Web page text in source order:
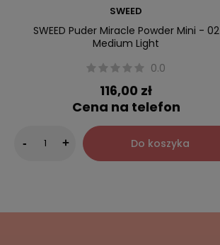
SWEED
SWEED Puder Miracle Powder Mini - 02
Medium Light
0.0
116,00 zł
Cena na telefon
- + Do koszyka